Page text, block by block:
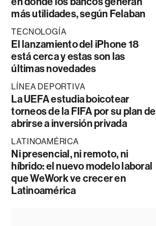
más utilidades, según Felaban
TECNOLOGÍA
El lanzamiento del iPhone 18
está cerca y estas son las
últimas novedades
LÍNEA DEPORTIVA
La UEFA estudia boicotear
torneos de la FIFA por su plan de
abrirse a inversión privada
LATINOAMÉRICA
Ni presencial, ni remoto, ni
híbrido: el nuevo modelo laboral
que WeWork ve crecer en
Latinoamérica